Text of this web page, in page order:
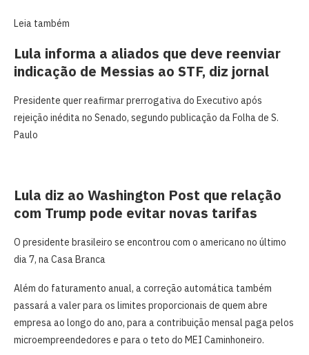
Leia também
Lula informa a aliados que deve reenviar
indicação de Messias ao STF, diz jornal
Presidente quer reafirmar prerrogativa do Executivo após
rejeição inédita no Senado, segundo publicação da Folha de S.
Paulo
Lula diz ao Washington Post que relação
com Trump pode evitar novas tarifas
O presidente brasileiro se encontrou com o americano no último
dia 7, na Casa Branca
Além do faturamento anual, a correção automática também
passará a valer para os limites proporcionais de quem abre
empresa ao longo do ano, para a contribuição mensal paga pelos
microempreendedores e para o teto do MEI Caminhoneiro.